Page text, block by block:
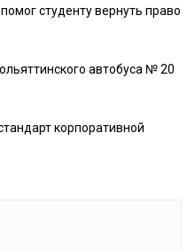
студенту вернуть право
автобуса № 20
корпоративной